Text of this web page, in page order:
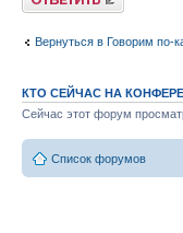
Вернуться в Говорим по-
КТО СЕЙЧАС НА
Сейчас этот форум
Список форумов